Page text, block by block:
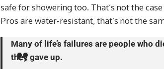
safe for showering too. That’s not the
Pros are water-resistant, that’s not the
Many of life’s failures are people who
they gave up.